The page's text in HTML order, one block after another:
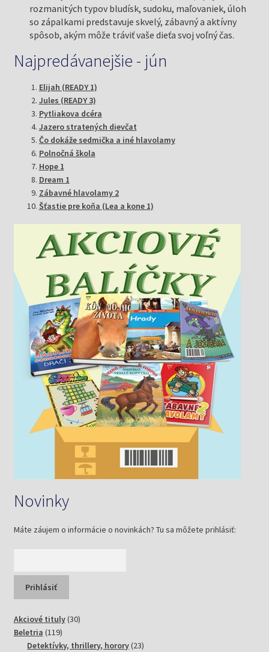
rozmanitých typov bludísk, sudoku, maľovaniek, úloh
so zápalkami predstavuje skvelý, zábavný a aktívny
spôsob, akým môže tráviť vaše dieťa svoj voľný čas.
Najpredávanejšie - jún
Elijah (READY 1)
Jules (READY 3)
Pytliakova dcéra
Jazero stratených dievčat
Čo dokáže sedmička a iné hlavolamy
Polnočná škola
Hope 1
Dream 1
Zábavné hlavolamy 2
Šťastie pre koňa (Lea a kone 1)
Novinky
Máte záujem o informácie o novinkách? Tu sa môžete prihlásiť:
Akciové tituly 3030
Beletria 119119
produktov
Detektívky, thrillery, horory 2323